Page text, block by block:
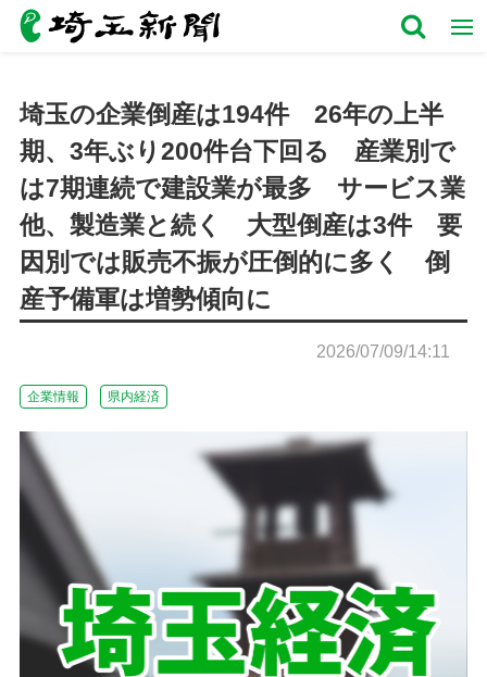
埼玉の企業倒産は194件 26年の上半
期、3年ぶり200件台下回る 産業別で
は7期連続で建設業が最多 サービス業
他、製造業と続く 大型倒産は3件 要
因別では販売不振が圧倒的に多く 倒
産予備軍は増勢傾向に
2026/07/09/14:11
企業情報 県内経済